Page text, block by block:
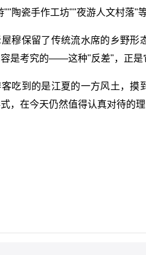
""陶瓷手作工坊""夜游人文村落"
穆保留了传统流水席的乡野形
是考究的——这种"反差"，正是
吃到的是江夏的一方风土，摸
，在今天仍然值得认真对待的理